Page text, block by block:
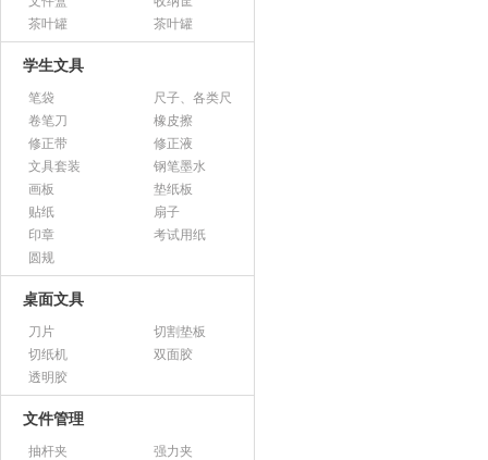
茶叶罐
茶叶罐
学生文具
笔袋
尺子、各类尺
卷笔刀
橡皮擦
修正带
修正液
文具套装
钢笔墨水
画板
垫纸板
贴纸
扇子
印章
考试用纸
圆规
桌面文具
刀片
切割垫板
切纸机
双面胶
透明胶
文件管理
抽杆夹
强力夹